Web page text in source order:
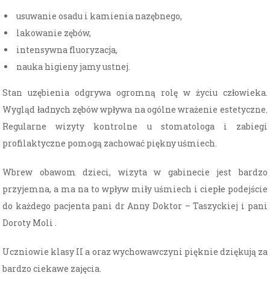
usuwanie osadu i kamienia nazębnego,
lakowanie zębów,
intensywna fluoryzacja,
nauka higieny jamy ustnej.
Stan uzębienia odgrywa ogromną rolę w życiu człowieka.
Wygląd ładnych zębów wpływa na ogólne wrażenie estetyczne.
Regularne wizyty kontrolne u stomatologa i zabiegi
profilaktyczne pomogą zachować piękny uśmiech.
Wbrew obawom dzieci, wizyta w gabinecie jest bardzo
przyjemna, a ma na to wpływ miły uśmiech i ciepłe podejście
do każdego pacjenta pani dr Anny Doktor – Taszyckiej i pani
Doroty Moli .
Uczniowie klasy II a oraz wychowawczyni pięknie dziękują za
bardzo ciekawe zajęcia.